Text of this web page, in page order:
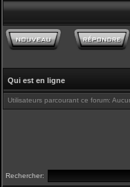
Qui est en ligne
Utilisateurs parcourant ce forum:
Rechercher: